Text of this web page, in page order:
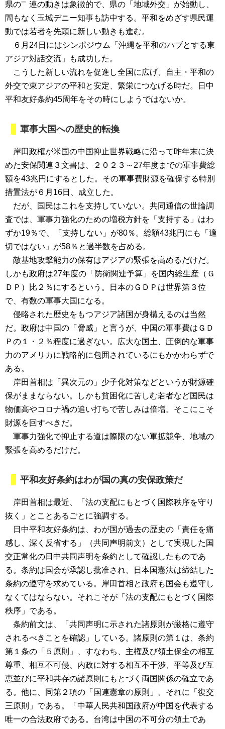
県の㆒連の動きは象徴的で、県の「地域外交」が始動し、
間もなく玉城デニー知事も訪中する。平和をめざす県民運
動では若者を先頭に新しい動きも進む。
６月24日にはシンポジウム「沖縄を平和のハブとする東
アジア対話交流」も成功した。
こうした新しい流れを促進し全国に広げ、自主・平和の
外交で東アジアの平和と安定、繁栄につなげる時だ。日中
平和友好条約45周年をその時にしようではないか。
軍事大国への歴史的転換
岸田政権が米国の中国抑止世界戦略に沿って昨年末に決
めた安保関連３文書は、２０２３～27年度までの軍事費総
額を43兆円にするとした。その軍事費財源を確保する特別
措置法が６月16日、成立した。
だが、国民はこれを支持していない。共同通信の世論調
査では、軍事力強化のための増税方針を「支持する」はわ
ずか19％で、「支持しない」が80％。総額43兆円にも「適
切ではない」が58％と過半数を占める。
敵基地攻撃能力の保有はアジアの緊張を高めるだけだ。
しかも政府は27年度の「防衛関連予算」を国内総生産（Ｇ
ＤＰ）比２％にするという。日本のＧＤＰは世界第３位
で、有数の軍事大国になる。
侵略された歴史をもつアジア諸国が身構えるのは当然
だ。政府は中国の「脅威」と言うが、中国の軍事費はＧＤ
Ｐの１・２％程度に過ぎない。広大な国土、圧倒的な軍事
力のアメリカに戦略的に包囲されているにもかかわらずで
ある。
岸田首相は「異次元の」少子化対策などというが財源確
保がままならない。しかも貧困化に苦しむ若者など国民は
物価高やコロナ禍の追い打ちで苦しみは倍増。そこにこそ
財源を回すべきだ。
軍事力強化で抑止する道は際限のない軍拡競争、地域の
緊張を高めるだけだ。
平和友好条約はわが国の真の安保政策だ
岸田首相は最近、「法の支配にもとづく国際秩序を守り
抜く」とことあるごとに強調する。
日中平和友好条約は、わが国が過去の歴史の「責任を痛
感し、深く反省する」（共同声明前文）として実現した国
交正常化の日中共同声明を条約として確認したものであ
る。条約は国会が承認し批准され、日本国憲法は締結した
条約の遵守を求めている。岸田首相と政府も国会も遵守し
なくてはならない。それこそが「法の支配にもとづく国際
秩序」である。
条約前文は、「共同声明に示された諸原則が厳格に遵守
されるべきことを確認」している。諸原則の第１は、条約
第１条の「５原則」、すなわち、主権及び領土保全の相互
尊重、相互不可侵、内政に対する相互不干渉、平等及び互
恵並びに平和共存の諸原則にもとづく両国関係の確立であ
る。他に、同第２項の「国連憲章の原則」、それに「復交
三原則」である。「中華人民共和国政府が中国を代表する
唯一の合法政府である。台湾は中国の不可分の領土であ